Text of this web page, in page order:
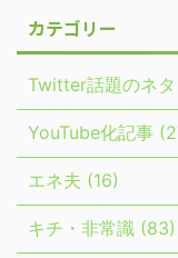
カテゴリー
Twitter話題のネ
YouTube化記事
エネ夫 (16)
キチ・非常識 (83)